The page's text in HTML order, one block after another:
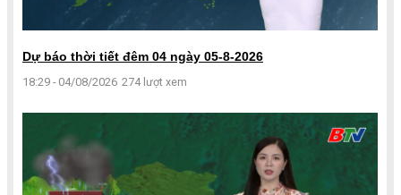
Dự báo thời tiết đêm 04 ngày 05-8-2026
18:29 - 04/08/2026 274 lượt xem